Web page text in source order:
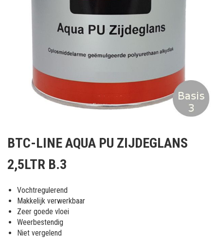
het
van
afbeeldingen-
gallerij
BTC-LINE AQUA PU ZIJDEGLANS
2,5LTR B.3
Vochtregulerend
Makkelijk verwerkbaar
Zeer goede vloei
Weerbestendig
Niet vergelend